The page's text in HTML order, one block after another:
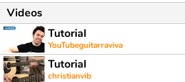
Videos
Tutorial
YouTubeguitarraviva
Tutorial
christianvib